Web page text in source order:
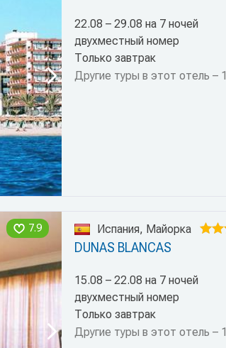
22.08 – 29.08 на 7 ночей
двухместный номер
Только завтрак
Другие туры в этот отель – 1
7.9 Испания, Майорка
DUNAS BLANCAS
15.08 – 22.08 на 7 ночей
двухместный номер
Только завтрак
Другие туры в этот отель – 1